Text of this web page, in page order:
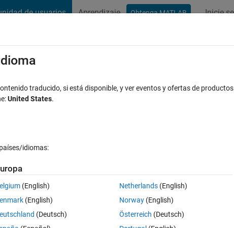
de usuarios Aprendizaje Obtenga MATLAB Inicie
traducido, si está disponible, y ver eventos y ofertas de
United States.
idiomas:
(English)
(English)
(Deutsch)
Netherlands(English)
Norway(English)
Österreich (Deutsch)